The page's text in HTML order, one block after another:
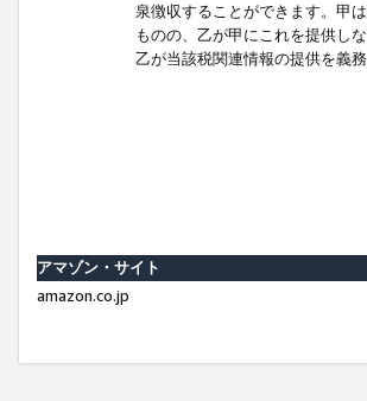
泉徴収することができます。甲
ものの、乙が甲にこれを提供し
乙が当該税関連情報の提供を義
アマゾン・サイト
amazon.co.jp